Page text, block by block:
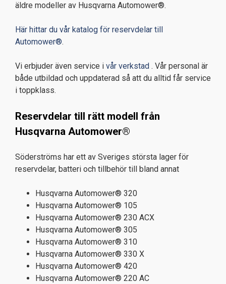
äldre modeller av Husqvarna Automower®.
Här hittar du vår katalog för reservdelar till
Automower®.
Vi erbjuder även service i vår verkstad . Vår personal är
både utbildad och uppdaterad så att du alltid får service
i toppklass.
Reservdelar till rätt modell från
Husqvarna Automower®
Söderströms har ett av Sveriges största lager för
reservdelar, batteri och tillbehör till bland annat
Husqvarna Automower® 320
Husqvarna Automower® 105
Husqvarna Automower® 230 ACX
Husqvarna Automower® 305
Husqvarna Automower® 310
Husqvarna Automower® 330 X
Husqvarna Automower® 420
Husqvarna Automower® 220 AC